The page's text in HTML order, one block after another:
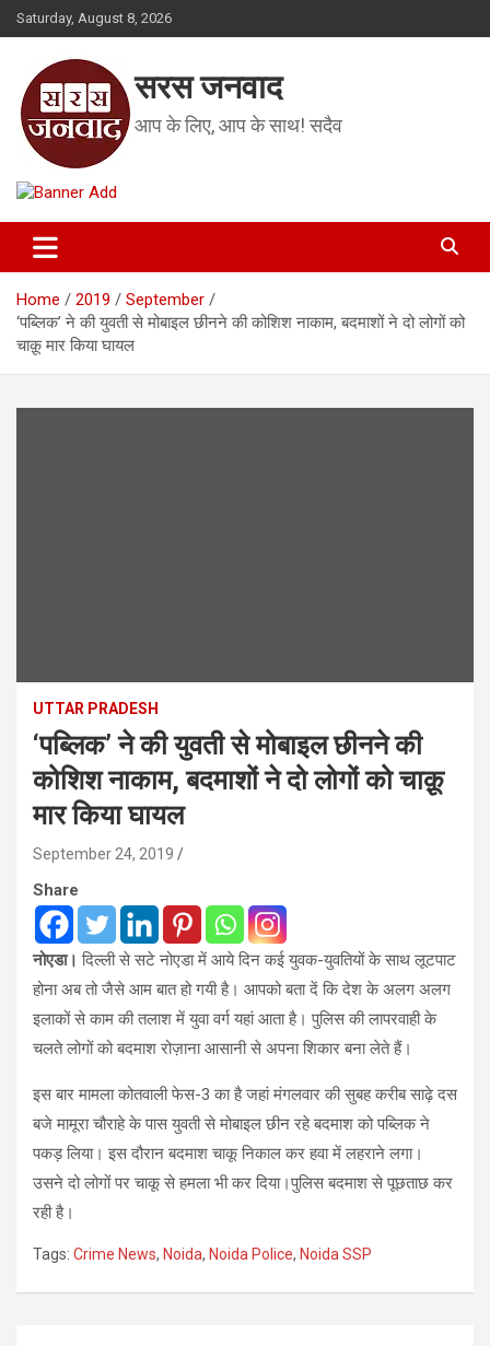
Skip
to
Saturday, August 8, 2026
सरस जनवाद
आप के लिए, आप के साथ! सदैव
Home 2019
September
‘पब्लिक’ ने की युवती से मोबाइल छीनने की कोशिश नाकाम, बदमाशों ने दो लोगों को
चाक़ू मार किया घायल
UTTAR PRADESH
‘पब्लिक’ ने की युवती से मोबाइल छीनने की
कोशिश नाकाम, बदमाशों ने दो लोगों को चाक़ू
मार किया घायल
September 24, 2019
Share
नोएडा।दिल्‍ली से सटे नोएडा में आये दिन कई युवक-युवतियों के साथ लूटपाट
होना अब तो जैसे आम बात हो गयी है। आपको बता दें कि देश के अलग अलग
इलाकों से काम की तलाश में युवा वर्ग यहां आता है। पुलिस की लापरवाही के
चलते लोगों को बदमाश रोज़ाना आसानी से अपना शिकार बना लेते हैं।
इस बार मामला कोतवाली फेस-3 का है जहां मंगलवार की सुबह करीब साढ़े दस
बजे मामूरा चौराहे के पास युवती से मोबाइल छीन रहे बदमाश को पब्‍लिक ने
पकड़ लिया। इस दौरान बदमाश चाकू निकाल कर हवा में लहराने लगा।
उसने दो लोगों पर चाकू से हमला भी कर दिया।पुलिस बदमाश से पूछताछ कर
रही है।
Tags: Crime News, Noida, Noida Police, Noida SSP